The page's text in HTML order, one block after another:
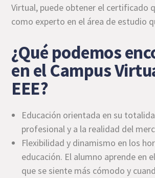
Virtual, puede obtener el certificado
como experto en el área de estudio
¿Qué podemos
en el Campus
EEE?
Educación orientada en su
profesional y a la realidad del
Flexibilidad y dinamismo en los
educación. El alumno aprende en
que se siente más cómodo y